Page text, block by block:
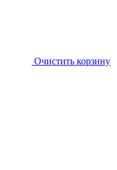
Очистить корзину